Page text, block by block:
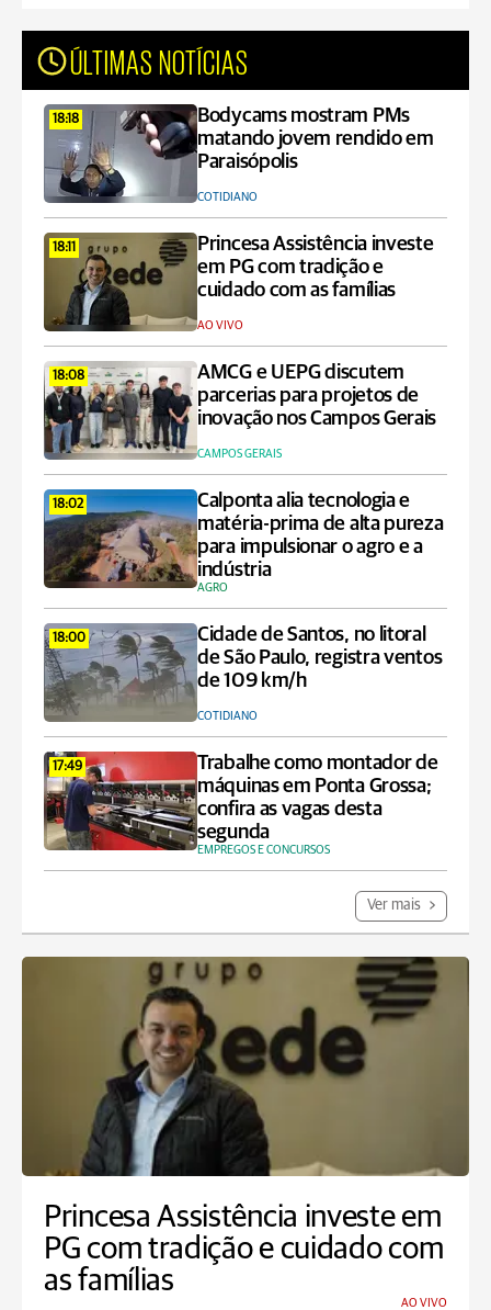
ÚLTIMAS NOTÍCIAS
18:18
Bodycams mostram PMs
matando jovem rendido em
Paraisópolis
COTIDIANO
18:11
Princesa Assistência investe
em PG com tradição e
cuidado com as famílias
AO VIVO
18:08
AMCG e UEPG discutem
parcerias para projetos de
inovação nos Campos Gerais
CAMPOS GERAIS
18:02
Calponta alia tecnologia e
matéria-prima de alta pureza
para impulsionar o agro e a
indústria
AGRO
18:00
Cidade de Santos, no litoral
de São Paulo, registra ventos
de 109 km/h
COTIDIANO
17:49
Trabalhe como montador de
máquinas em Ponta Grossa;
confira as vagas desta
segunda
EMPREGOS E CONCURSOS
Ver mais
Princesa Assistência investe em
PG com tradição e cuidado com
as famílias
AO VIVO